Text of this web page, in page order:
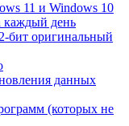
11 и Windows 10
каждый день
бит оригинальный
данных
(которых не